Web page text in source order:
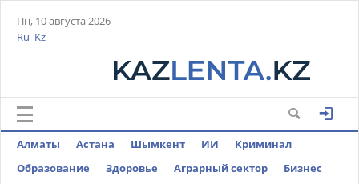
Пн, 10 августа 2026
Ru Kz
Алматы Астана Шымкент ИИ
Криминал
Образование
Здоровье Аграрный сектор
Бизнес